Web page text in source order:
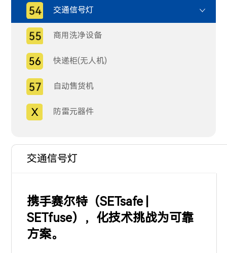
交通信号灯
商用洗净设备
快递柜(无人机)
自动售货机
防雷元器件
交通信号灯
携手赛尔特（SETsafe |
SETfuse），化技术挑战为可靠
方案。